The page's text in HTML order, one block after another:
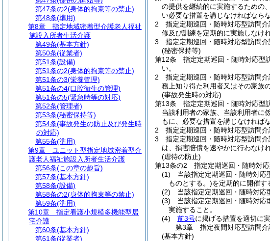
の提供を継続的に実施するための
い必要な措置を講じなければならな
2
指定定期巡回・随時対応型訪問
修及び訓練を定期的に実施しなけ
3
指定定期巡回・随時対応型訪問
(秘密保持等)
第12条
指定定期巡回・随時対応型
い。
2
指定定期巡回・随時対応型訪問
務上知り得た利用者又はその家族
(事故発生時の対応)
第13条
指定定期巡回・随時対応型
当該利用者の家族、当該利用者に
もに、必要な措置を講じなければ
2
指定定期巡回・随時対応型訪問介
3
指定定期巡回・随時対応型訪問
は、損害賠償を速やかに行わなけ
(虐待の防止)
第13条の2
指定定期巡回・随時対
(1)
当該指定定期巡回・随時対
ものとする。)を定期的に開催す
(2)
当該指定定期巡回・随時対応
(3)
当該指定定期巡回・随時対
実施すること。
(4)
前3号に掲げる措置を適切に
第3章
指定夜間対応型訪問介
(基本方針)
第47条の2(身体的拘束等の禁止)
第48条(準用)
第8章
指定地域密着型介護老人福祉
施設入所者生活介護
第49条(基本方針)
第50条(従業者)
第51条(設備)
第51条の2(身体的拘束等の禁止)
第51条の3(栄養管理)
第51条の4(口腔衛生の管理)
第51条の5(緊急時等の対応)
第52条(管理者)
第53条(秘密保持等)
第54条(事故発生の防止及び発生時
の対応)
第55条(準用)
第9章
ユニット型指定地域密着型介
護老人福祉施設入所者生活介護
第56条(この章の趣旨)
第57条(基本方針)
第58条(設備)
第58条の2(身体的拘束等の禁止)
第59条(準用)
第10章
指定看護小規模多機能型居
宅介護
第60条(基本方針)
第61条(従業者)